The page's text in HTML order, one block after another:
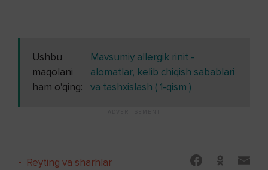
Ushbu
maqolani
ham o'qing:
Mavsumiy allergik rinit -
alomatlar, kelib chiqish sabablari
va tashxislash ( 1-qism )
- Reyting va sharhlar